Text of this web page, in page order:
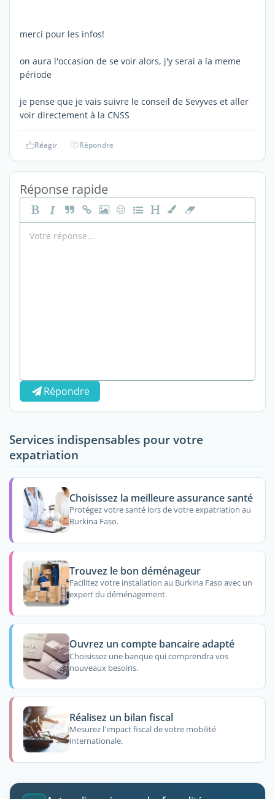
merci pour les infos!
on aura l'occasion de se voir alors, j'y serai a la meme
période
je pense que je vais suivre le conseil de Sevyves et aller
voir directement à la CNSS
Réagir Répondre
Réponse rapide
Répondre
Services indispensables pour votre
expatriation
Choisissez la meilleure assurance santé
Protégez votre santé lors de votre expatriation au
Burkina Faso.
Trouvez le bon déménageur
Facilitez votre installation au Burkina Faso avec un
expert du déménagement.
Ouvrez un compte bancaire adapté
Choisissez une banque qui comprendra vos
nouveaux besoins.
Réalisez un bilan fiscal
Mesurez l'impact fiscal de votre mobilité
internationale.